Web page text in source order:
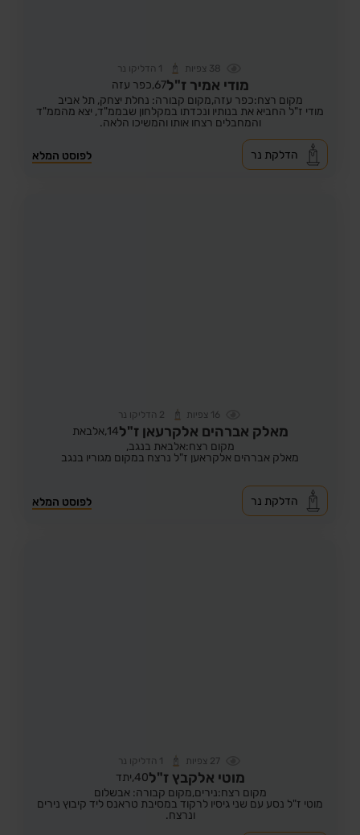
38 צפיות 1 הדליקו נר
מודי אמיר ז"ל67, כפר עזה
מקום רצח:כפר עזה,מקום קבורה: נחלת יצחק, תל אביב
מודי ז"ל החביא את בנותיו ונכדתו במקלחון שבממ"ד, יצא מהממ"ד
והמחבלים רצחו אותו והמשיכו הלאה.
לפוסט המלא הדלקת נר
16 צפיות 2 הדליקו נר
מאלק אברהים אלקרעאן ז"ל14, אלבאת
מקום רצח:אלבאת בנגב,
מאלק אברהים אלקראען ז"ל נרצח במקום מגוריו בנגב
לפוסט המלא הדלקת נר
27 צפיות 1 הדליקו נר
מוטי אלקבץ ז"ל40, יתד
מקום רצח:נירים,מקום קבורה: אבשלום
מוטי ז"ל נסע עם שני גיסיו לרקוד במסיבת טראנס ליד קיבוץ נירים
ונרצח.